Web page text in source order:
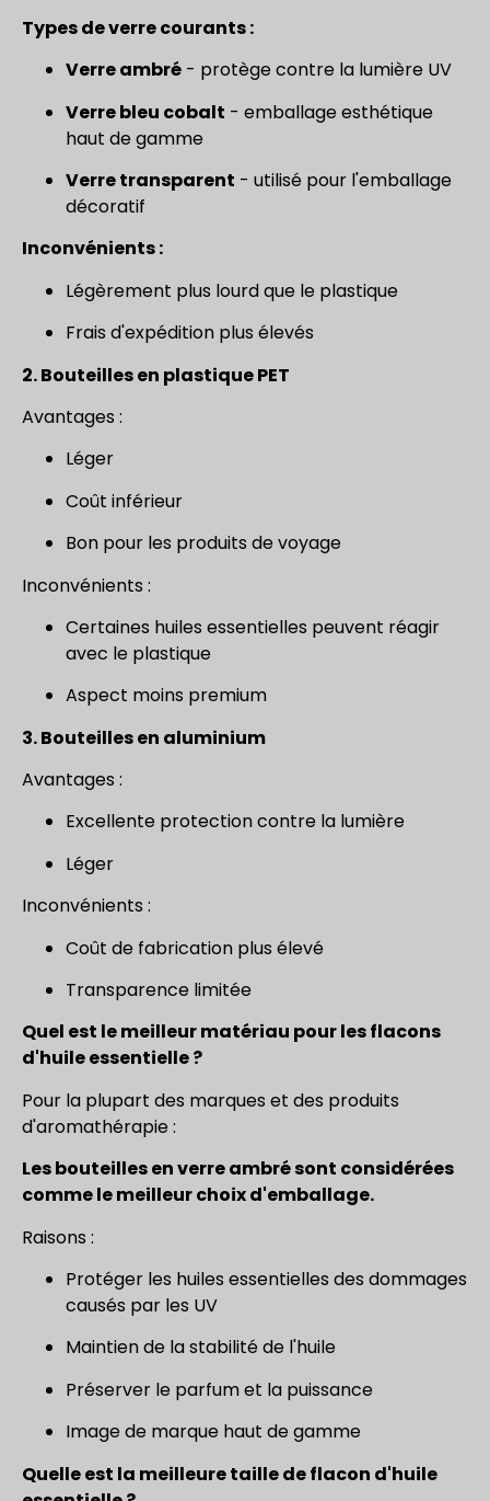
Types de verre courants :
Verre ambré - protège contre la lumière UV
Verre bleu cobalt - emballage esthétique
haut de gamme
Verre transparent - utilisé pour l'emballage
décoratif
Inconvénients :
Légèrement plus lourd que le plastique
Frais d'expédition plus élevés
2. Bouteilles en plastique PET
Avantages :
Léger
Coût inférieur
Bon pour les produits de voyage
Inconvénients :
Certaines huiles essentielles peuvent réagir
avec le plastique
Aspect moins premium
3. Bouteilles en aluminium
Avantages :
Excellente protection contre la lumière
Léger
Inconvénients :
Coût de fabrication plus élevé
Transparence limitée
Quel est le meilleur matériau pour les flacons
d'huile essentielle ?
Pour la plupart des marques et des produits
d'aromathérapie :
Les bouteilles en verre ambré sont considérées
comme le meilleur choix d'emballage.
Raisons :
Protéger les huiles essentielles des dommages
causés par les UV
Maintien de la stabilité de l'huile
Préserver le parfum et la puissance
Image de marque haut de gamme
Quelle est la meilleure taille de flacon d'huile